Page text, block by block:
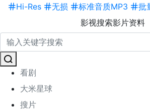
Hi-Res
无损 标准音质MP3 批
影视搜索影片资料
看剧
大米星球
搜片